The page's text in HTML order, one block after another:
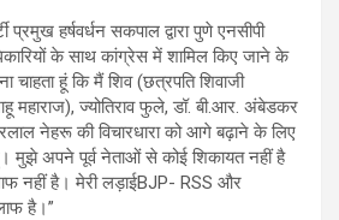
प्रमुख हर्षवर्धन सकपाल द्वारा पुणे एनसीपी
के साथ कांग्रेस में शामिल किए जाने के
चाहता हूं कि मैं शिव (छत्रपति शिवाजी
महाराज), ज्योतिराव फुले, डॉ. बी.आर. अंबेडकर
नेहरू की विचारधारा को आगे बढ़ाने के लिए
मुझे अपने पूर्व नेताओं से कोई शिकायत नहीं है
नहीं है। मेरी लड़ाईBJP- RSS और
है।”